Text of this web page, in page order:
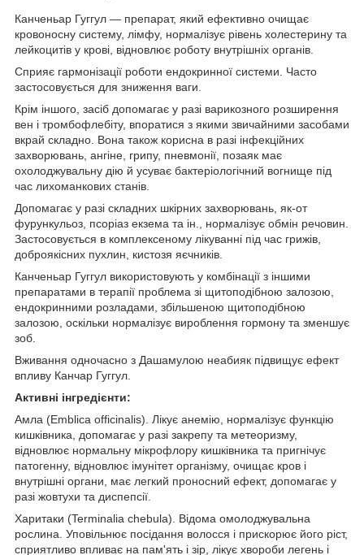
Канченьар Гуггул — препарат, який ефективно очищає
кровоносну систему, лімфу, нормалізує рівень холестерину та
лейкоцитів у крові, відновлює роботу внутрішніх органів.
Сприяє гармонізації роботи ендокринної системи. Часто
застосовується для зниження ваги.
Крім іншого, засіб допомагає у разі варикозного розширення
вен і тромбофлебіту, впоратися з якими звичайними засобами
вкрай складно. Вона також корисна в разі інфекційних
захворювань, ангіне, грипу, пневмонії, позаяк має
охолоджувальну дію й усуває бактеріологічний вогнище під
час лихоманкових станів.
Допомагає у разі складних шкірних захворювань, як-от
фурункульоз, псоріаз екзема та ін., нормалізує обмін речовин.
Застосовується в комплексеному лікуванні під час грижів,
доброякісних пухлин, кистозя яєчників.
Канченьар Гуггул використовують у комбінації з іншими
препаратами в терапії проблема зі щитоподібною залозою,
ендокринними розладами, збільшеною щитоподібною
залозою, оскільки нормалізує вироблення гормону та зменшує
зоб.
Вживання одночасно з Дашамулою неабияк підвищує ефект
впливу Канчар Гуггул.
Активні інгредієнти:
Амла (Emblica officinalis). Лікує анемію, нормалізує функцію
кишківника, допомагає у разі закрепу та метеоризму,
відновлює нормальну мікрофлору кишківника та пригнічує
патогенну, відновлює імунітет організму, очищає кров і
внутрішні органи, має легкий проносний ефект, допомагає у
разі жовтухи та диспепсії.
Харитаки (Terminalia chebula). Відома омолоджувальна
рослина. Уповільнює посідання волосся і прискорює його ріст,
сприятливо впливає на пам'ять і зір, лікує хвороби легень і